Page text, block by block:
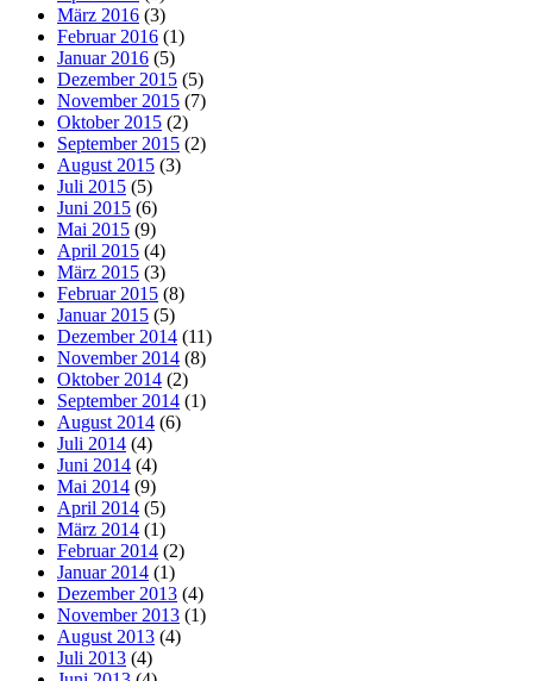
März 2016 (3)
Februar 2016 (1)
Januar 2016 (5)
Dezember 2015 (5)
November 2015 (7)
Oktober 2015 (2)
September 2015 (2)
August 2015 (3)
Juli 2015 (5)
Juni 2015 (6)
Mai 2015 (9)
April 2015 (4)
März 2015 (3)
Februar 2015 (8)
Januar 2015 (5)
Dezember 2014 (11)
November 2014 (8)
Oktober 2014 (2)
September 2014 (1)
August 2014 (6)
Juli 2014 (4)
Juni 2014 (4)
Mai 2014 (9)
April 2014 (5)
März 2014 (1)
Februar 2014 (2)
Januar 2014 (1)
Dezember 2013 (4)
November 2013 (1)
August 2013 (4)
Juli 2013 (4)